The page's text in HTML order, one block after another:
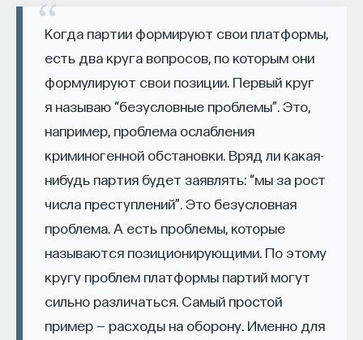
Когда партии формируют свои платформы,
есть два круга вопросов, по которым они
формулируют свои позиции. Первый круг
я называю “безусловные проблемы”. Это,
например, проблема ослабления
криминогенной обстановки. Вряд ли какая-
нибудь партия будет заявлять: “мы за рост
числа преступлений”. Это безусловная
проблема. А есть проблемы, которые
называются позиционирующими. По этому
кругу проблем платформы партий могут
сильно различаться. Самый простой
пример — расходы на оборону. Именно для
записавшись на курс «Наука сна: как управлять
своим сном».
Пройдя этот курс, вы научитесь:
— Лучше понимать, что происходит с нами
во сне
— Заботиться о качестве своего сна
— Определять, какими способами можно
улучшить свой сон
— Использовать когнитивно-поведенческую
терапию и другие подходы при нарушениях
сна